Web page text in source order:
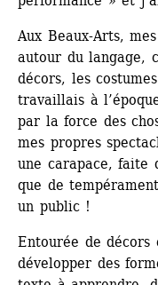
Aux Beaux-Arts,
autour du langage,
décors, les
travaillais à
par la force des
mes propres
une carapace, faite
que de
un public !
Entourée de décors
développer des